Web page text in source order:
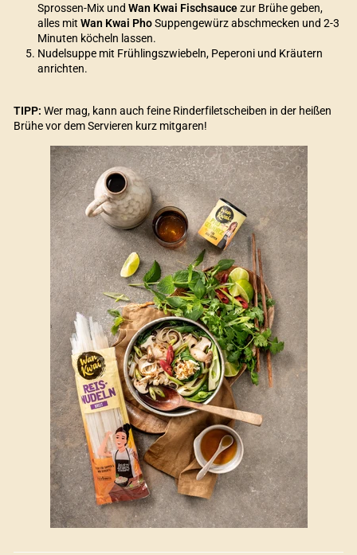
Sprossen-Mix und Wan Kwai Fischsaucezur Brühe geben,
alles mit Wan Kwai PhoSuppengewürz abschmecken und 2-3
Minuten köcheln lassen.
Nudelsuppe mit Frühlingszwiebeln, Peperoni und Kräutern
anrichten.
TIPP: Wer mag, kann auch feine Rinderfiletscheiben in der heißen
Brühe vor dem Servieren kurz mitgaren!